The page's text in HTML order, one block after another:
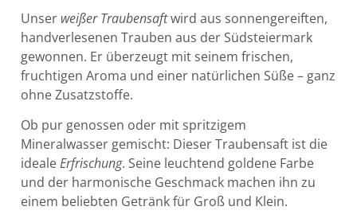
Unser weißer Traubensaftwird aus sonnengereiften,
handverlesenen Trauben aus der Südsteiermark
gewonnen. Er überzeugt mit seinem frischen,
fruchtigen Aroma und einer natürlichen Süße – ganz
ohne Zusatzstoffe.
Ob pur genossen oder mit spritzigem
Mineralwasser gemischt: Dieser Traubensaft ist die
idealeErfrischung. Seine leuchtend goldene Farbe
und der harmonische Geschmack machen ihn zu
einem beliebten Getränk für Groß und Klein.